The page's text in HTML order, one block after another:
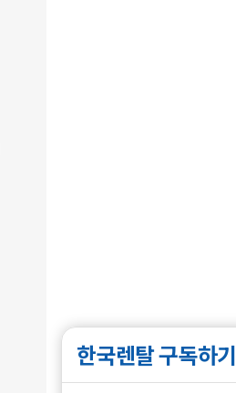
한국렌탈 구독하기